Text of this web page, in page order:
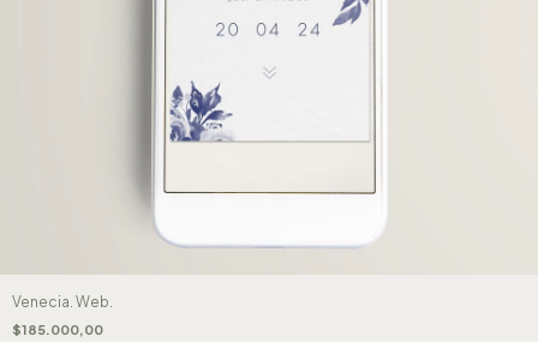
Venecia. Web.
$185.000,00